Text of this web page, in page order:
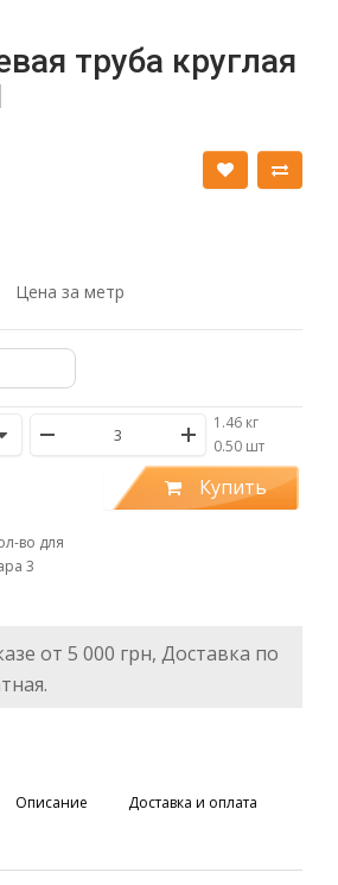
труба круглая
Цена за метр
1.46 кг
/0.50 шт
Купить
во для
3
от 5 000 грн, Доставка по
Описание Доставка и оплата